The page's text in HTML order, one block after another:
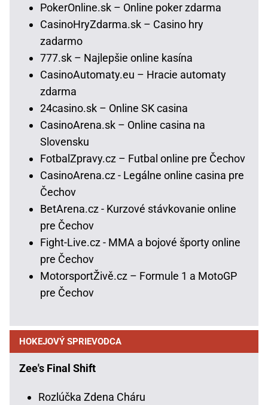
PokerOnline.sk – Online poker zdarma
CasinoHryZdarma.sk – Casino hry
zadarmo
777.sk – Najlepšie online kasína
CasinoAutomaty.eu – Hracie automaty
zdarma
24casino.sk – Online SK casina
CasinoArena.sk – Online casina na
Slovensku
FotbalZpravy.cz – Futbal online pre Čechov
CasinoArena.cz - Legálne online casina pre
Čechov
BetArena.cz - Kurzové stávkovanie online
pre Čechov
Fight-Live.cz - MMA a bojové športy online
pre Čechov
MotorsportŽivě.cz – Formule 1 a MotoGP
pre Čechov
HOKEJOVÝ SPRIEVODCA
Zee's Final Shift
Rozlúčka Zdena Cháru